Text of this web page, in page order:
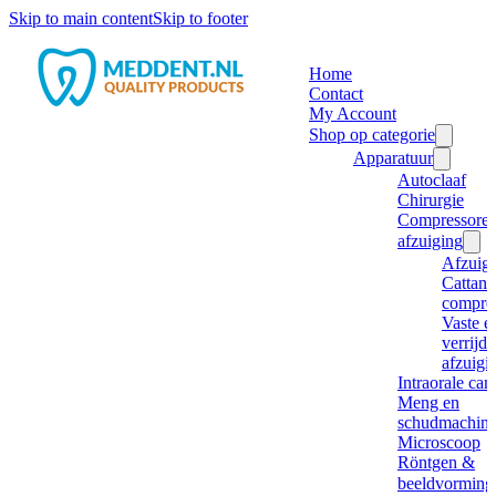
Skip to main contentSkip to footer
Home
Contact
My Account
Shop op categorie
Apparatuur
Autoclaaf
Chirurgie
afzuiging
Cattani
Vaste
Intraorale
Meng en
Microscoop
Röntgen &
beeldvorming